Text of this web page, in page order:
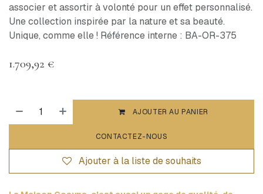
associer et assortir à volonté pour un effet personnalisé.
Une collection inspirée par la nature et sa beauté.
Unique, comme elle ! Référence interne : BA-OR-375
1.709,92 €
AJOUTER AU PANIER
CONTACTEZ-NOUS
Ajouter à la liste de souhaits